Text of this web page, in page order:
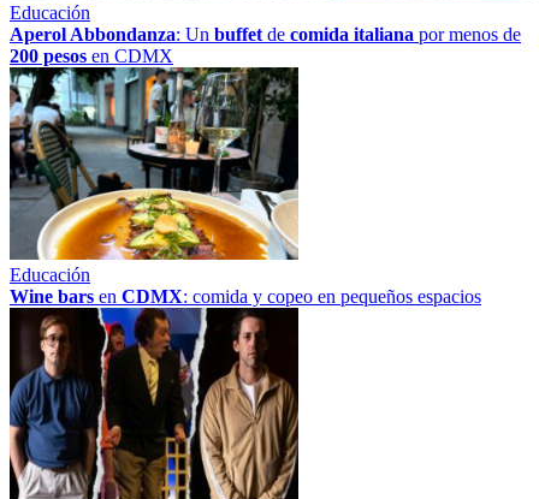
Educación
Aperol Abbondanza: Un buffet de comida italiana por menos de
200 pesos en CDMX
Educación
Wine bars en CDMX: comida y copeo en pequeños espacios